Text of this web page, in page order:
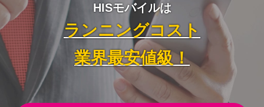
HISモバイルは
ランニングコスト
業界最安値級！